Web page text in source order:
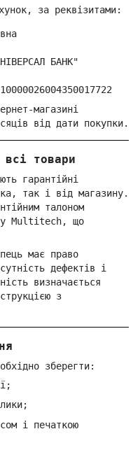
за реквізитами:
БАНК"
магазині
від дати покупки.
всі товари
гарантійні
так і від магазину.
талоном
Multitech, що
має право
дефектів і
визначається
з
зберегти:
і печаткою